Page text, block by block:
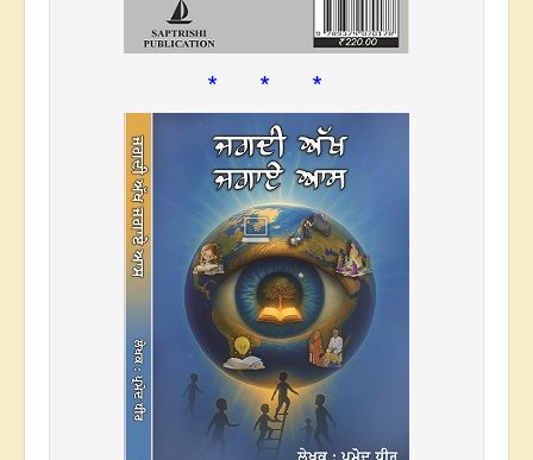
* * *